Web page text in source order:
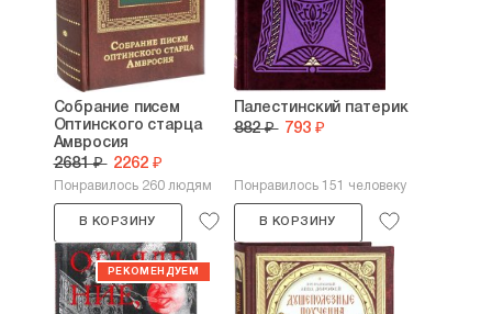
Собрание писем
Оптинского старца
Амвросия
2681 ₽ 2262 ₽
Понравилось 260 людям
В КОРЗИНУ
Палестинский патерик
882 ₽ 793 ₽
Понравилось 151 человеку
В КОРЗИНУ